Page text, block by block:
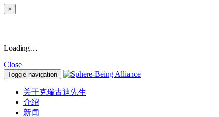
×
Loading…
Close
Toggle navigation
关于克瑞古迪先生
介绍
新闻